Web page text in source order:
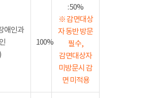
: 50%
※ 감면대상
자 동반 방문
필수,
감면대상자
미방문시 감
면 미적용
애인과
100%